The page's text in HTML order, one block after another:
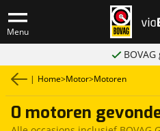
Menu
| Home>Motor>Motoren
0 motoren